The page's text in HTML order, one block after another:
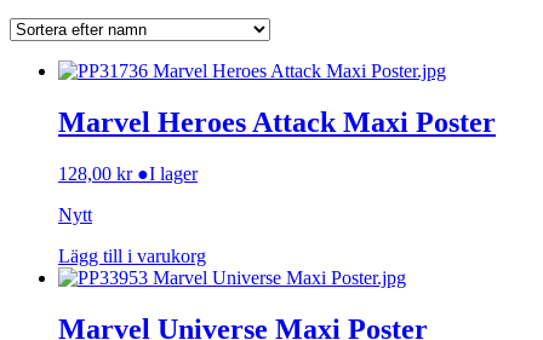
Marvel Heroes Attack Maxi Poster
128,00 kr ●I lager
Nytt
Lägg till i varukorg
Marvel Universe Maxi Poster